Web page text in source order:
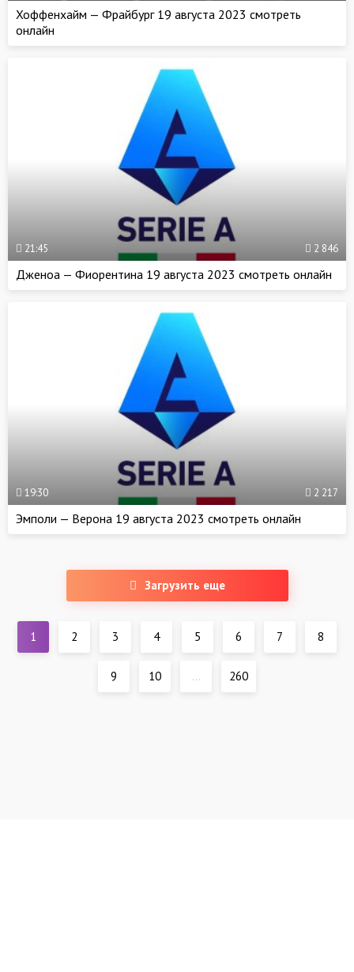
Хоффенхайм — Фрайбург 19 августа 2023 смотреть
онлайн
Дженоа — Фиорентина 19 августа 2023 смотреть онлайн
2 846
21:45
Эмполи — Верона 19 августа 2023 смотреть онлайн
2 217
19:30
Загрузить еще
1 2 3 4 5 6 7 8
9 10 ... 260